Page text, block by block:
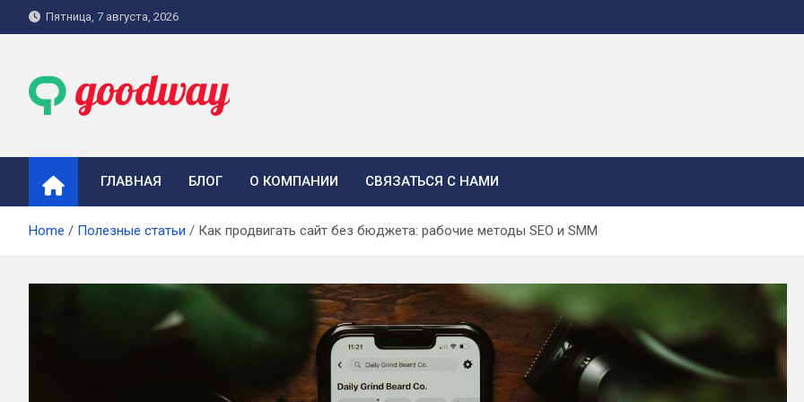
to
Пятница, 7 августа, 2026
goodway.com.ua
ГЛАВНАЯ БЛОГ О КОМПАНИИ СВЯЗАТЬСЯ С НАМИ
Home Полезные статьи Как продвигать сайт без бюджета: рабочие методы SEO и SMM